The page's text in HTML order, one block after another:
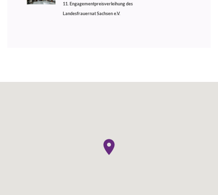
11. Engagementpreisverleihung des
Landesfrauernat Sachsen e.V.